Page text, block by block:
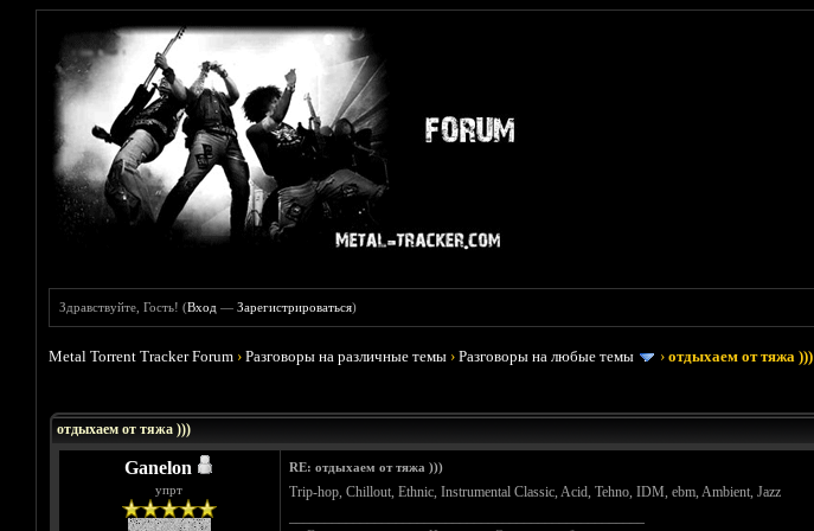
Здравствуйте, Гость! (Вход —Зарегистрироваться)
Metal Torrent Tracker Forum ›Разговоры на различные темы ›Разговоры на любые темы ›отдыхаем от тяжа )))
отдыхаем от тяжа )))
Ganelon
упрт
RE: отдыхаем от тяжа )))
Trip-hop, Chillout, Ethnic, Instrumental Classic, Acid, Tehno, IDM, ebm, Ambient, Jazz